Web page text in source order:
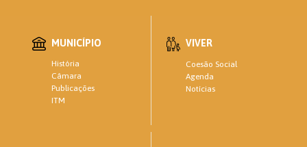
MUNICÍPIO
História
Câmara
Publicações
ITM
VIVER
Coesão Social
Agenda
Notícias